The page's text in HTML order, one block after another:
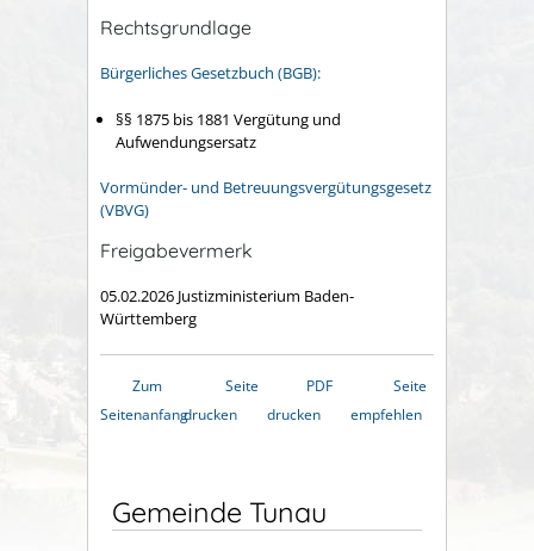
Rechtsgrundlage
Bürgerliches Gesetzbuch (BGB):
§§ 1875 bis 1881 Vergütung und
Aufwendungsersatz
Vormünder- und Betreuungsvergütungsgesetz
(VBVG)
Freigabevermerk
05.02.2026 Justizministerium Baden-
Württemberg
Zum
Seitenanfang
Seite
drucken
PDF
drucken
Seite
empfehlen
Gemeinde Tunau